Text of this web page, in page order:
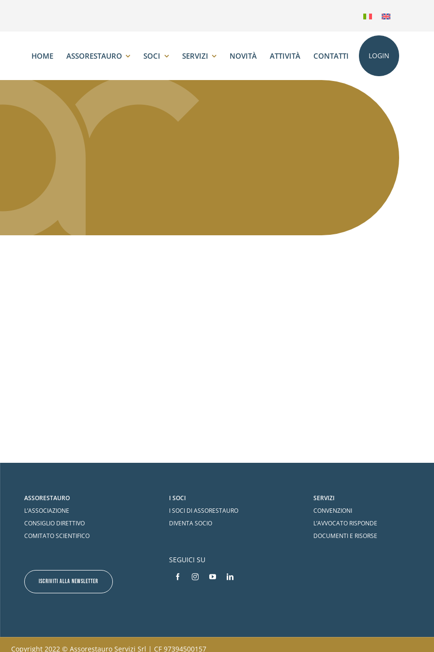
HOME ASSORESTAURO SOCI SERVIZI NOVITÀ ATTIVITÀ CONTATTI LOGIN
ASSORESTAURO
L’ASSOCIAZIONE
CONSIGLIO DIRETTIVO
COMITATO SCIENTIFICO
ISCRIVITI ALLA NEWSLETTER
I SOCI
I SOCI DI ASSORESTAURO
DIVENTA SOCIO
SEGUICI SU
SERVIZI
CONVENZIONI
L’AVVOCATO RISPONDE
DOCUMENTI E RISORSE
Copyright 2022 © Assorestauro Servizi Srl | CF 97394500157